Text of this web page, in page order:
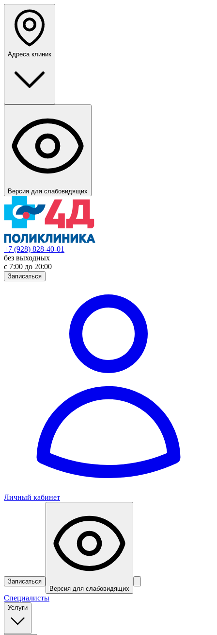
Адреса клиник
Версия для слабовидящих
+7 (928) 828-40-01
без выходных
с 7:00 до 20:00
Записаться
Личный кабинет
Записаться
Версия для слабовидящих
Специалисты
Услуги